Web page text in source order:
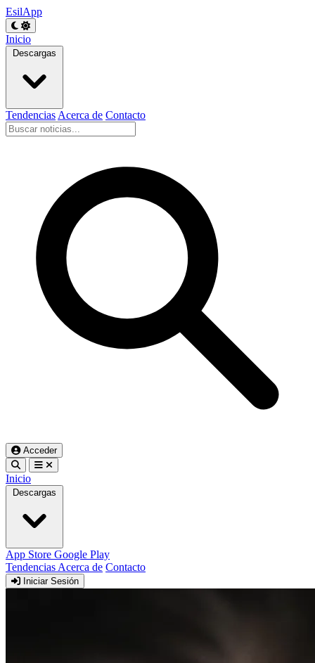
EsilApp
Inicio
Descargas
Tendencias Acerca de Contacto
Acceder
Inicio
Descargas
App Store Google Play
Tendencias Acerca de Contacto
Iniciar Sesión